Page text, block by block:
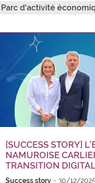
Parc d'activité
[SUCCESS STORY]
NAMUROISE
TRANSITION
Success story 30/12/2025